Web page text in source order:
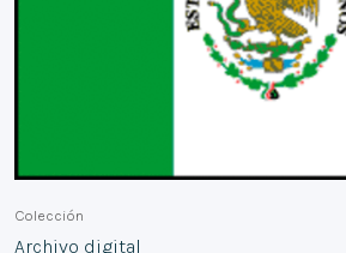
Colección
Archivo digital